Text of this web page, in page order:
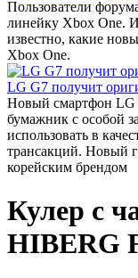
Пользователи
линейку Xbox One.
известно, какие
Xbox One.
LG G7 получит
Новый смартфон LG
бумажник с особой
использовать в
трансакций. Новый
корейским брендом
Кулер с
HIBERG